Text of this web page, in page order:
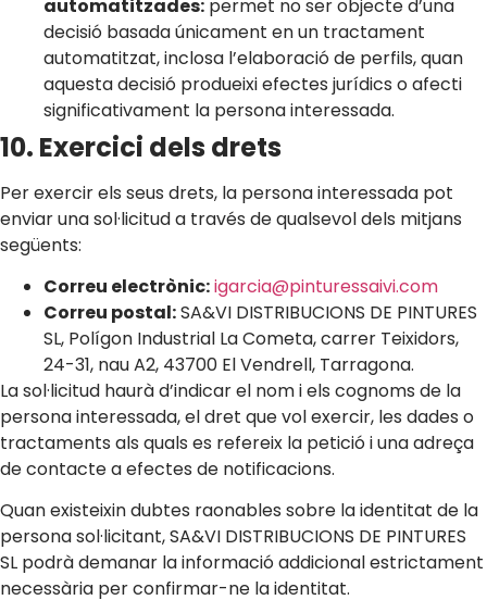
automatitzades: permet no ser objecte d’una
decisió basada únicament en un tractament
automatitzat, inclosa l’elaboració de perfils, quan
aquesta decisió produeixi efectes jurídics o afecti
significativament la persona interessada.
10. Exercici dels drets
Per exercir els seus drets, la persona interessada pot
enviar una sol·licitud a través de qualsevol dels mitjans
següents:
Correu electrònic:igarcia@pinturessaivi.com
Correu postal:SA&VI DISTRIBUCIONS DE PINTURES
SL, Polígon Industrial La Cometa, carrer Teixidors,
24-31, nau A2, 43700 El Vendrell, Tarragona.
La sol·licitud haurà d’indicar el nom i els cognoms de la
persona interessada, el dret que vol exercir, les dades o
tractaments als quals es refereix la petició i una adreça
de contacte a efectes de notificacions.
Quan existeixin dubtes raonables sobre la identitat de la
persona sol·licitant, SA&VI DISTRIBUCIONS DE PINTURES
SL podrà demanar la informació addicional estrictament
necessària per confirmar-ne la identitat.